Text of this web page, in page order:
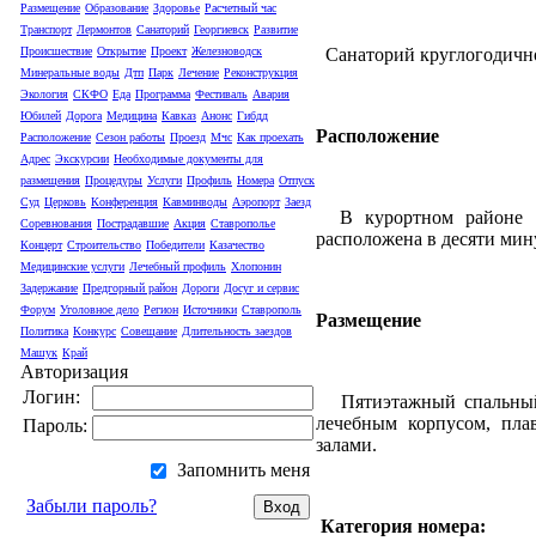
Размещение Образование Здоровье Расчетный час
Транспорт Лермонтов Санаторий Георгиевск Развитие
Происшествие Открытие Проект Железноводск
Минеральные воды Дтп Парк Лечение Реконструкция
Экология СКФО Еда Программа Фестиваль Авария
Юбилей Дорога Медицина Кавказ Анонс Гибдд
Расположение Сезон работы Проезд Мчс Как проехать
Адрес Экскурсии Необходимые документы для
размещения Процедуры Услуги Профиль Номера Отпуск
Суд Церковь Конференция Кавминводы Аэропорт Заезд
Соревнования Пострадавшие Акция Ставрополье
Концерт Строительство Победители Казачество
Медицинские услуги Лечебный профиль Хлопонин
Задержание Предгорный район Дороги Досуг и сервис
Форум Уголовное дело Регион Источники Ставрополь
Политика Конкурс Совещание Длительность заездов
Машук Край
Авторизация
Логин:
Пароль:
Запомнить меня
Забыли пароль?
Санаторий
Расположение
В курортном районе
расположена в десяти
Размещение
Пятиэтажный
лечебным корпусом,
залами.
Категория номера: